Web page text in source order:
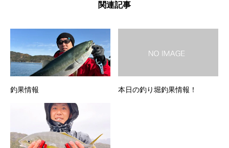
関連記事
釣果情報 本日の釣り堀釣果情報！